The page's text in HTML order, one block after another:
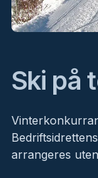
Ski på
arrangeres